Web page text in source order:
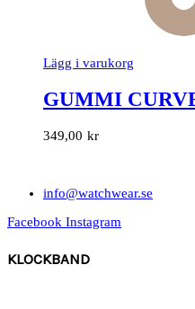
Lägg i varukorg
GUMMI
349,00 kr
info@watchwear.se
Facebook Instagram
KLOCKBAND